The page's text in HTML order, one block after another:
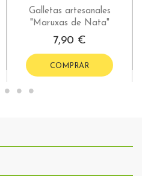
Galletas artesanales
"Maruxas de Nata"
7,90 €
COMPRAR